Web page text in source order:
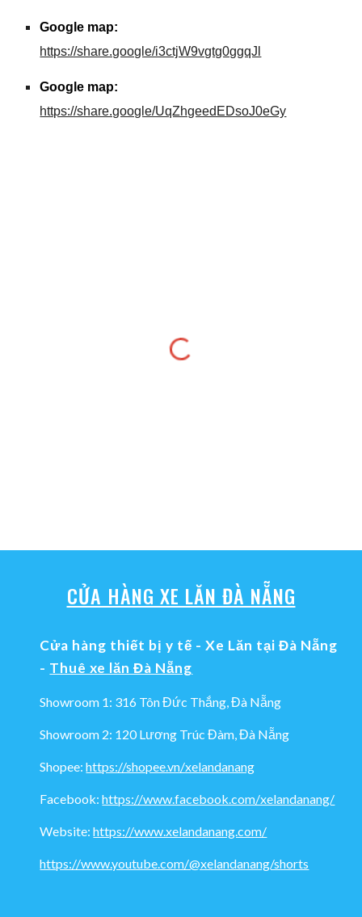
Google map:
https://share.google/i3ctjW9vgtg0ggqJl
Google map:
https://share.google/UqZhgeedEDsoJ0eGy
CỬA HÀNG XE LĂN ĐÀ NẴNG
Cửa hàng thiết bị y tế - Xe Lăn tại Đà Nẵng
- Thuê xe lăn Đà Nẵng
Showroom 1: 316 Tôn Đức Thắng, Đà Nẵng
Showroom 2: 120 Lương Trúc Đàm, Đà Nẵng
Shopee: https://shopee.vn/xelandanang
Facebook:https://www.facebook.com/xelandanang/
Website: https://www.xelandanang.com/
https://www.youtube.com/@xelandanang/shorts